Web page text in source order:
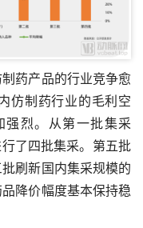
药产品的行业竞争愈
仿制药行业的毛利空
强烈。从第一批集采
了四批集采。第五批
刷新国内集采规模的
降价幅度基本保持稳